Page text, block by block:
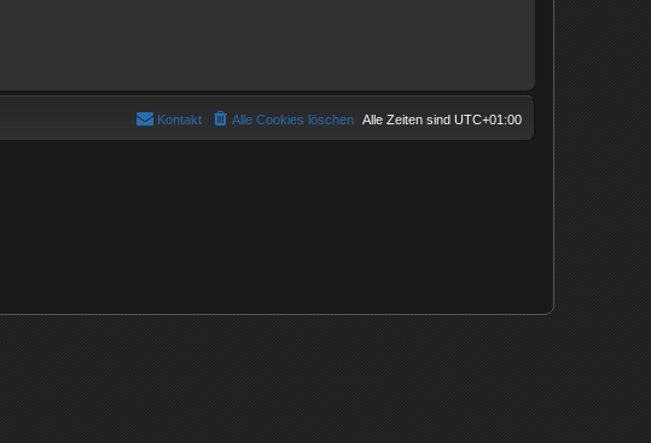
Alle Zeiten sind UTC+01:00
Alle Cookies löschen
Kontakt